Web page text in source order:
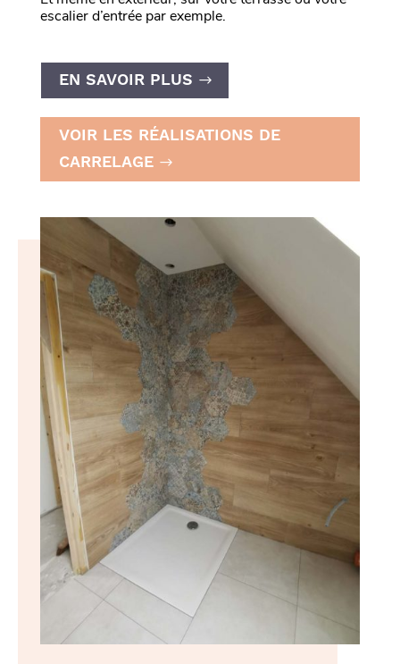
escalier d’entrée par exemple.
EN SAVOIR PLUS
VOIR LES RÉALISATIONS DE
CARRELAGE